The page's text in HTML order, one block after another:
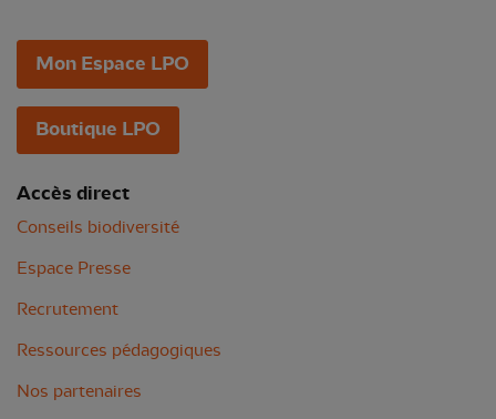
Mon Espace LPO
Boutique LPO
Accès direct
Conseils biodiversité
Espace Presse
Recrutement
Ressources pédagogiques
Nos partenaires